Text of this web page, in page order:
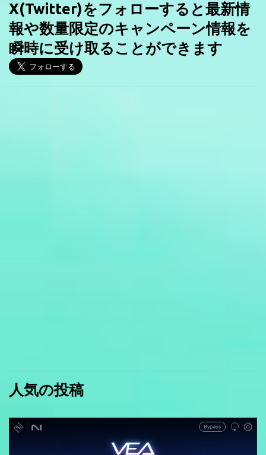
X(Twitter)をフォローすると最新情
報や数量限定のキャンペーン情報を
瞬時に受け取ることができます
人気の投稿